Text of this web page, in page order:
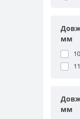
мм
мм